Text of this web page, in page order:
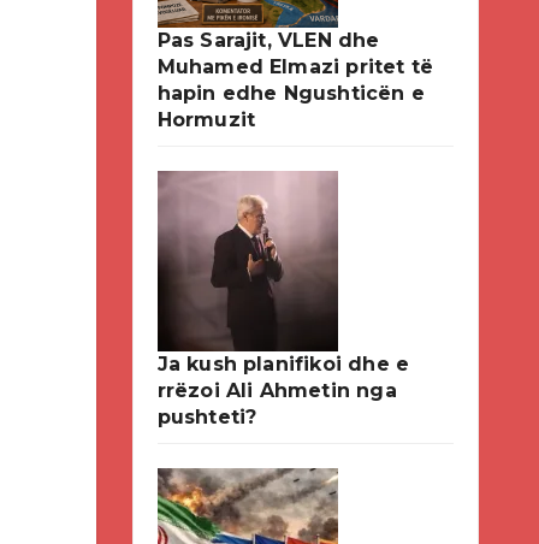
Pas Sarajit, VLEN dhe
Muhamed Elmazi pritet të
hapin edhe Ngushticën e
Hormuzit
Ja kush planifikoi dhe e
rrëzoi Ali Ahmetin nga
pushteti?